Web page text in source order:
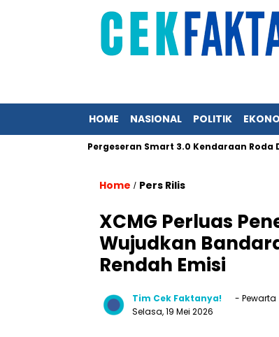
HOME NASIONAL POLITIK
Pergeseran Smart 3.0 Kendaraan Roda Dua
Home / Pers Rilis
XCMG Perluas
Wujudkan
Rendah Emisi
Tim Cek Faktanya!
- Pewarta
Selasa, 19 Mei 2026